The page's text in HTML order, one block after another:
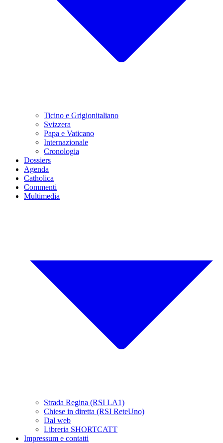
Ticino e Grigionitaliano
Svizzera
Papa e Vaticano
Internazionale
Cronologia
Dossiers
Agenda
Catholica
Commenti
Multimedia
Strada Regina (RSI LA1)
Chiese in diretta (RSI ReteUno)
Dal web
Libreria SHORTCATT
Impressum e contatti